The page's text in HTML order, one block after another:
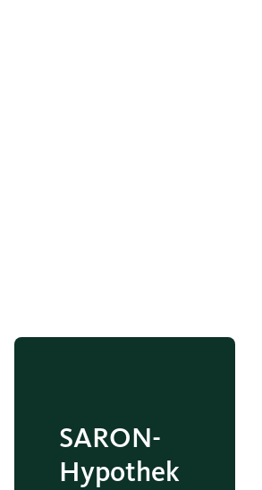
SARON-
Hypothek